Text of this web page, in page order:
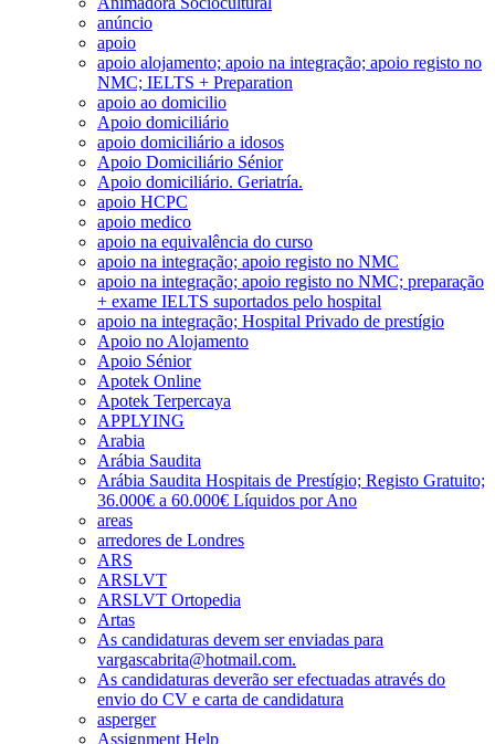
anúncio
apoio
apoio alojamento; apoio na integração; apoio registo no
NMC; IELTS + Preparation
apoio ao domicilio
Apoio domiciliário
apoio domiciliário a idosos
Apoio Domiciliário Sénior
Apoio domiciliário. Geriatría.
apoio HCPC
apoio medico
apoio na equivalência do curso
apoio na integração; apoio registo no NMC
apoio na integração; apoio registo no NMC; preparação
+ exame IELTS suportados pelo hospital
apoio na integração; Hospital Privado de prestígio
Apoio no Alojamento
Apoio Sénior
Apotek Online
Apotek Terpercaya
APPLYING
Arabia
Arábia Saudita
Arábia Saudita Hospitais de Prestígio; Registo Gratuito;
36.000€ a 60.000€ Líquidos por Ano
areas
arredores de Londres
ARS
ARSLVT
ARSLVT Ortopedia
Artas
As candidaturas devem ser enviadas para
vargascabrita@hotmail.com.
As candidaturas deverão ser efectuadas através do
envio do CV e carta de candidatura
asperger
Assignment Help